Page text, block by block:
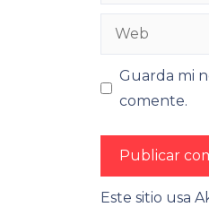
Web
Guarda mi
comente.
Este sitio usa